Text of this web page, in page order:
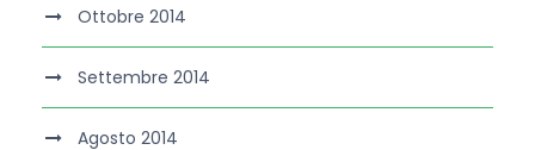
Ottobre 2014
Settembre 2014
Agosto 2014